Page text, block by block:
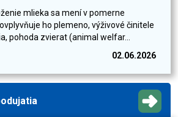
mlieka sa mení v pomerne
ho plemeno, výživové činitele
pohoda zvierat (animal welfar...
02.06.2026